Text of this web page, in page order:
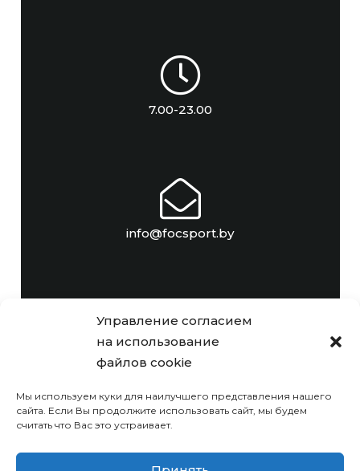
Управление согласием
на использование
файлов cookie
Мы используем куки для наилучшего представления нашего
сайта. Если Вы продолжите использовать сайт, мы будем
считать что Вас это устраивает.
7.00-23.00
info@focsport.by
+375 (17) 306-47-32
© РУП «Комплекс по оказанию
услуг имени П.М. Машерова»